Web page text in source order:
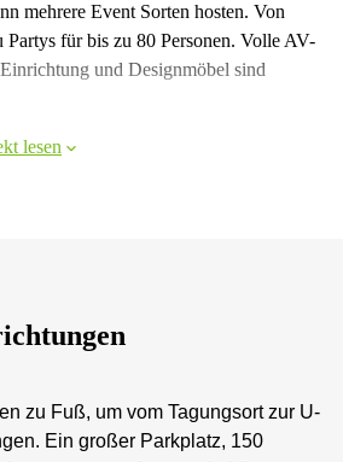
mehrere Event Sorten hosten. Von
für bis zu 80 Personen. Volle AV-
und Designmöbel sind
lesen
zu Fuß, um vom Tagungsort zur U-
Ein großer Parkplatz, 150